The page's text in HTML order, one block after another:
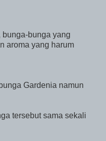
bunga yang
aroma yang harum
Gardenia namun
tersebut sama sekali